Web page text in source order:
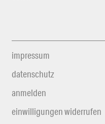
impressum
datenschutz
anmelden
einwilligungen widerrufen